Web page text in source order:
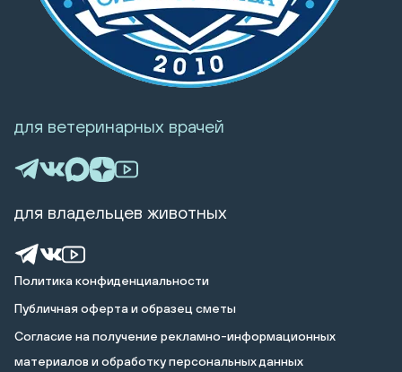
Политика конфиденциальности
Публичная оферта и образец сметы
Cогласие на получение рекламно-информационных
материалов и обработку персональных данных
для ветеринарных врачей
для владельцев животных